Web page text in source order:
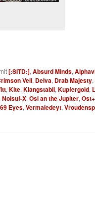
[:SITD:], Absurd Minds,
Veil, Delva, Drab Majesty,
, Kite, Klangstabil, Kupfergold,
Noisuf-X, Osi an the Jupiter,
Eyes, Vermaledeyt,